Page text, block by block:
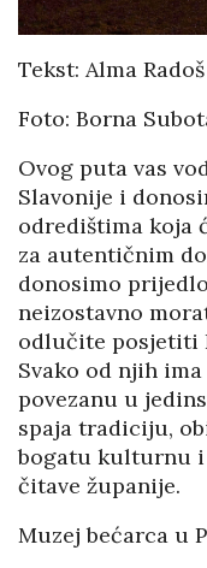
Tekst: Alma Radoš
Foto: Borna
Ovog puta vas
Slavonije i
odredištima koja
za autentičnim
donosimo
neizostavno
odlučite posjetiti
Svako od njih
povezanu u
spaja tradiciju,
bogatu kulturnu
čitave županije.
Muzej bećarca u